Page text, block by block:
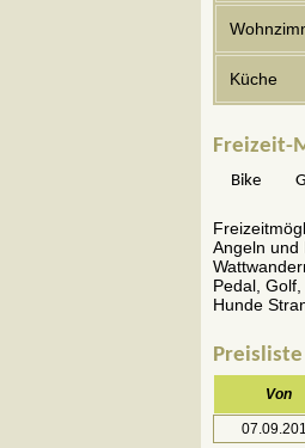
Küche
Freizeit-
Bike
Angeln und
Pedal, Golf,
Hunde
Preisliste
Von